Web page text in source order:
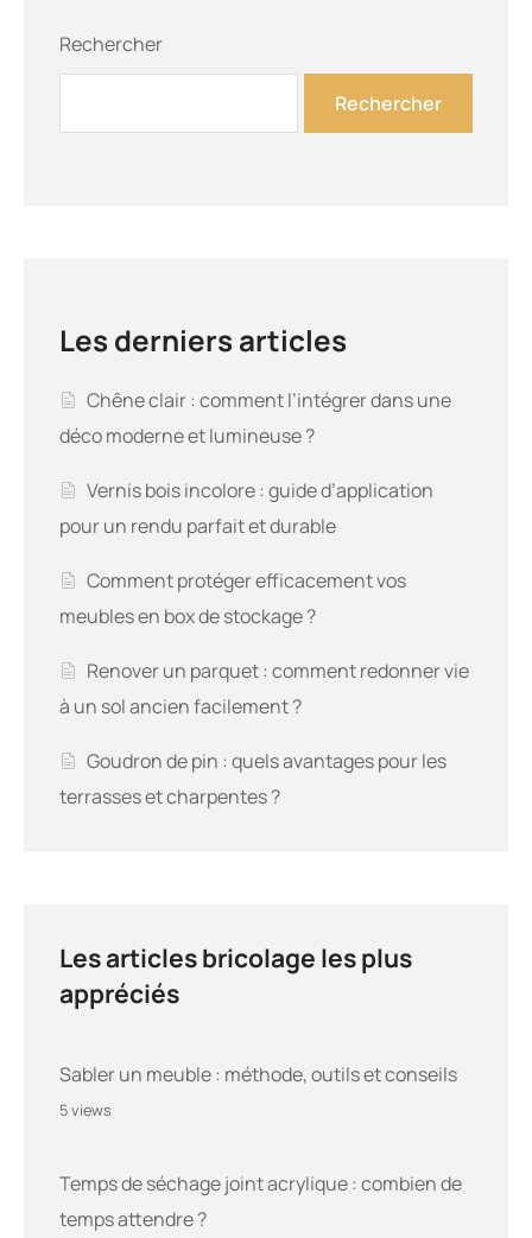
Rechercher
Rechercher
Les derniers articles
Chêne clair : comment l’intégrer dans une
déco moderne et lumineuse ?
Vernis bois incolore : guide d’application
pour un rendu parfait et durable
Comment protéger efficacement vos
meubles en box de stockage ?
Renover un parquet : comment redonner vie
à un sol ancien facilement ?
Goudron de pin : quels avantages pour les
terrasses et charpentes ?
Les articles bricolage les plus
appréciés
Sabler un meuble : méthode, outils et conseils
5 views
Temps de séchage joint acrylique : combien de
temps attendre ?